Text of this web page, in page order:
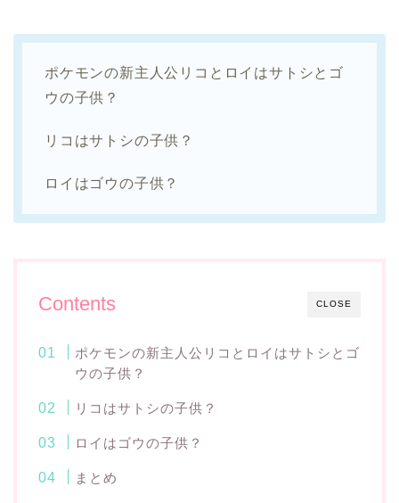
ポケモンの新主人公リコとロイはサトシとゴ
ウの子供？
リコはサトシの子供？
ロイはゴウの子供？
CLOSE
Contents
ポケモンの新主人公リコとロイはサトシとゴ
ウの子供？
リコはサトシの子供？
ロイはゴウの子供？
まとめ